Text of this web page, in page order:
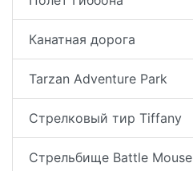
Канатная дорога
Tarzan Adventure Park
Стрелковый тир Tiffany
Стрельбище Battle Mouse